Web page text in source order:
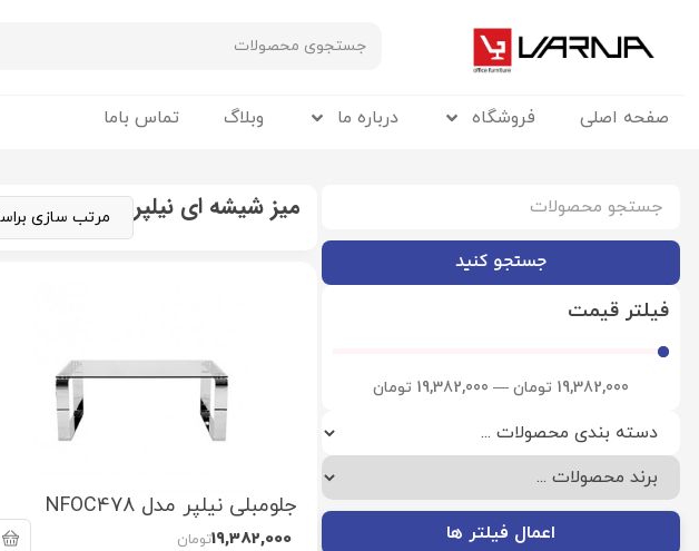
صفحه اصلی فروشگاه درباره ما وبلاگ تماس باما
جستجو کنید
فیلتر قیمت
19,382,000 تومان —
19,382,000 تومان
اعمال فیلتر ها
میز شیشه ای نیلپر
جلومبلی نیلپر مدل NFOC478
19,382,000تومان